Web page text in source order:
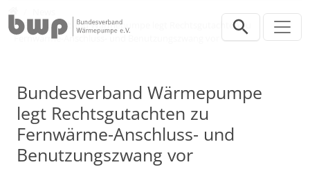
Bundesverband Wärmepumpe legt Rechtsgutachten zu
Fernwärme-Anschluss- und Benutzungszwang vor
Bundesverband Wärmepumpe
legt Rechtsgutachten zu
Fernwärme-Anschluss- und
Benutzungszwang vor